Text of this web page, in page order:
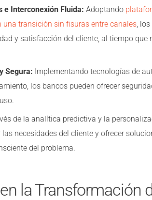
e Interconexión Fluida: Adoptando
una transición sin fisuras entre canales,
y satisfacción del cliente, al tiempo que
Segura: Implementando tecnologías de
los bancos pueden ofrecer
de la analítica predictiva y la
necesidades del cliente y ofrecer
del problema.
la Transformación